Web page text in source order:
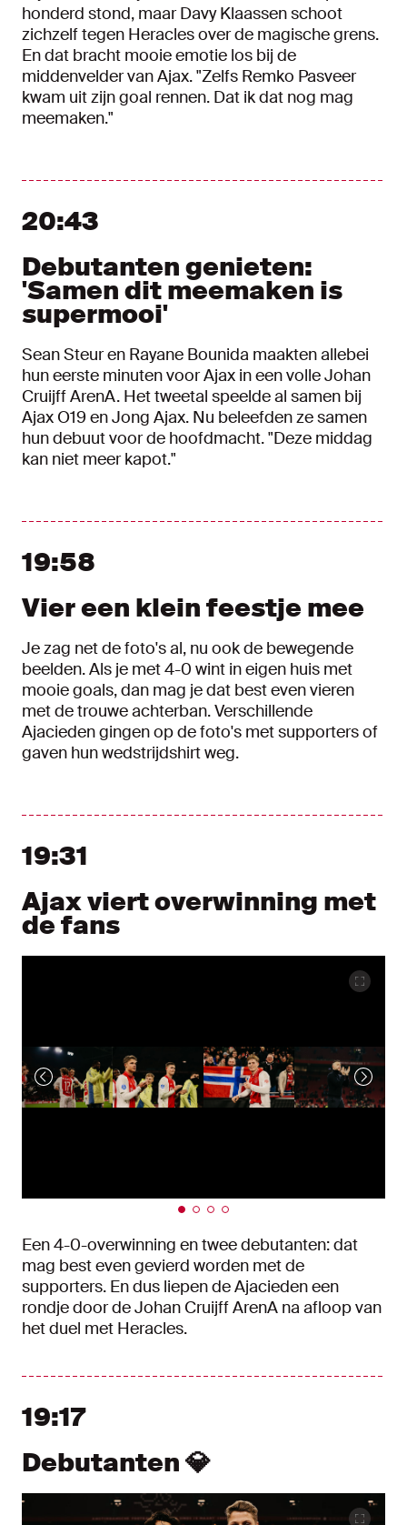
honderd stond, maar Davy Klaassen schoot
zichzelf tegen Heracles over de magische grens.
En dat bracht mooie emotie los bij de
middenvelder van Ajax. "Zelfs Remko Pasveer
kwam uit zijn goal rennen. Dat ik dat nog mag
meemaken."
20:43
Debutanten genieten:
'Samen dit meemaken is
supermooi'
Sean Steur en Rayane Bounida maakten allebei
hun eerste minuten voor Ajax in een volle Johan
Cruijff ArenA. Het tweetal speelde al samen bij
Ajax O19 en Jong Ajax. Nu beleefden ze samen
hun debuut voor de hoofdmacht. "Deze middag
kan niet meer kapot."
19:58
Vier een klein feestje mee
Je zag net de foto's al, nu ook de bewegende
beelden. Als je met 4-0 wint in eigen huis met
mooie goals, dan mag je dat best even vieren
met de trouwe achterban. Verschillende
Ajacieden gingen op de foto's met supporters of
gaven hun wedstrijdshirt weg.
19:31
Ajax viert overwinning met
de fans
Een 4-0-overwinning en twee debutanten: dat
mag best even gevierd worden met de
supporters. En dus liepen de Ajacieden een
rondje door de Johan Cruijff ArenA na afloop van
het duel met Heracles.
19:17
Debutanten 💎